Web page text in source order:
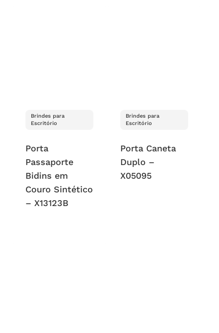
Brindes para
Escritório
Porta
Passaporte
Bidins em
Couro Sintético
– X13123B
Brindes para
Escritório
Porta Caneta
Duplo –
X05095